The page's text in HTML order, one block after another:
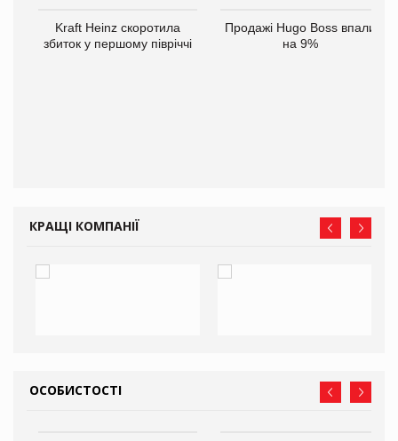
Kraft Heinz скоротила
збиток у першому півріччі
Продажі Hugo Boss впали
на 9%
КРАЩІ КОМПАНІЇ
ОСОБИСТОСТІ